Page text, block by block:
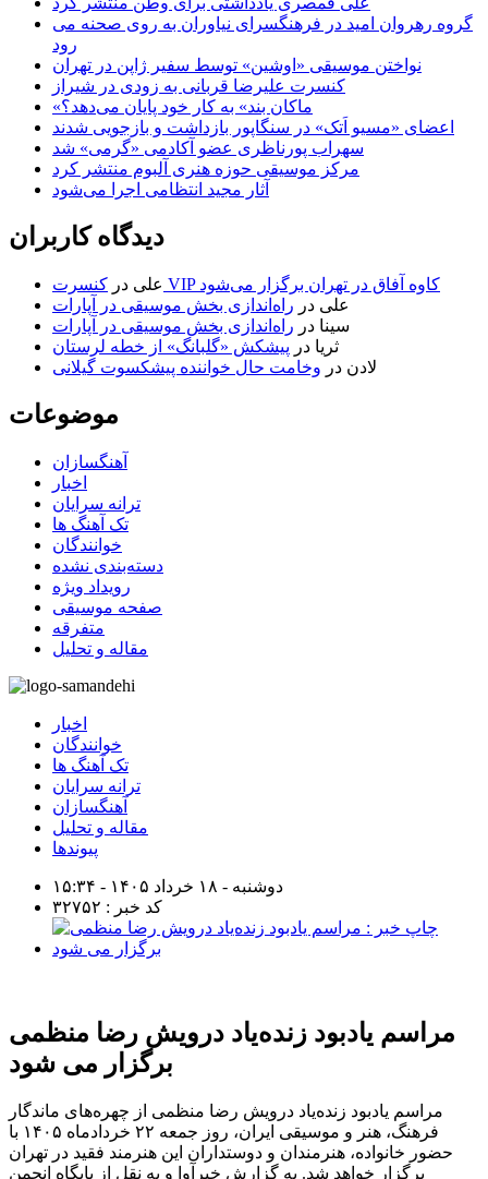
گروه رهروان امید در فرهنگسرای نیاوران به روی صحنه می
رود
نواختن موسیقی «اوشین» توسط سفیر ژاپن در تهران
کنسرت علیرضا قربانی به زودی در شیراز
«ماکان بند» به کار خود پایان می‌دهد؟
اعضای «مسیو اَتک» در سنگاپور بازداشت و بازجویی شدند
سهراب پورناظری عضو آکادمی «گرمی» شد
مرکز موسیقی حوزه هنری آلبوم منتشر کرد
آثار مجید انتظامی اجرا می‌شود
دیدگاه کاربران
علی در
کنسرت VIP کاوه آفاق در تهران برگزار می‌شود
علی در راه‌اندازی بخش موسیقی در آپارات
سینا در راه‌اندازی بخش موسیقی در آپارات
ثریا در پیشکش «گلبانگ» از خطه لرستان
لادن در وخامت حال خواننده پیشکسوت گیلانی
موضوعات
آهنگسازان
اخبار
ترانه سرایان
تک آهنگ ها
خوانندگان
دسته‌بندی نشده
رویداد ویژه
صفحه موسیقی
متفرقه
مقاله و تحلیل
اخبار
خوانندگان
تک آهنگ ها
ترانه سرایان
آهنگسازان
مقاله و تحلیل
پیوندها
دوشنبه - ۱۸ خرداد ۱۴۰۵ - ۱۵:۳۴
کد خبر : ۳۲۷۵۲
مراسم یادبود زنده‌یاد درویش رضا منظمی
برگزار می شود
مراسم یادبود زنده‌یاد درویش رضا منظمی از چهره‌های ماندگار
فرهنگ، هنر و موسیقی ایران، روز جمعه ۲۲ خردادماه ۱۴۰۵ با
حضور خانواده، هنرمندان و دوستداران این هنرمند فقید در تهران
برگزار خواهد شد. به گزارش خبرآوا و به نقل از پایگاه انجمن